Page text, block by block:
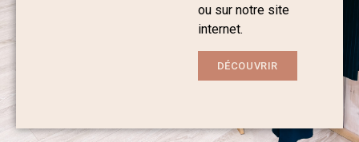
ou sur notre site
internet.
DÉCOUVRIR